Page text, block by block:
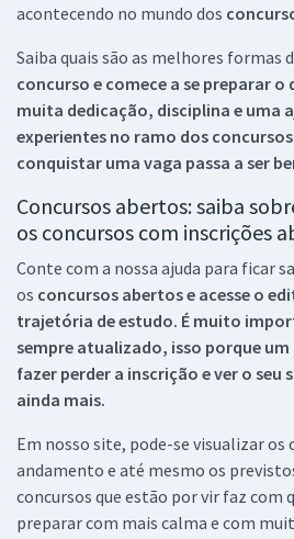
acontecendo no mundo dos
Saiba quais são as melhores formas
concurso e comece a se preparar
muita dedicação, disciplina e uma
experientes no ramo dos
conquistar uma vaga passa a ser
Concursos abertos: saiba
os concursos com inscrições
Conte com a nossa ajuda para ficar
os concursos abertos e acesse o
trajetória de estudo. É muito
sempre atualizado, isso porque um
fazer perder a inscrição e ver o seu
ainda mais.
Em nosso site, pode-se visualizar os
andamento e até mesmo os
concursos que estão por vir faz com
preparar com mais calma e com